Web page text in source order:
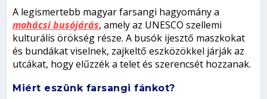
A legismertebb magyar farsangi hagyomány a
mohácsi busójárás, amely az UNESCO szellemi
kulturális örökség része. A busók ijesztő maszkokat
és bundákat viselnek, zajkeltő eszközökkel járják az
utcákat, hogy elűzzék a telet és szerencsét hozzanak.
Miért eszünk farsangi fánkot?